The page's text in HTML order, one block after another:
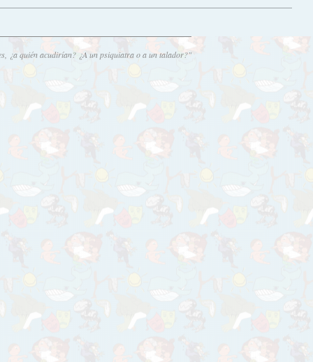
¿a quién acudirían? ¿A un psiquiatra o a un talador?"